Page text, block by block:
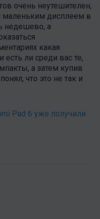
очень неутешителен,
маленьким дисплеем в
недешево, а
какая
есть ли среди вас те,
а затем купив
что это не так и
Pad 6 уже получили